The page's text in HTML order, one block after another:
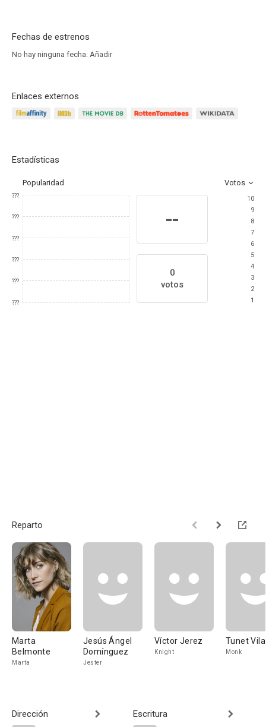
Fechas de estrenos
No hay ninguna fecha. Añadir
Enlaces externos
Estadísticas
Popularidad Votos
???
???
???
???
???
???
--
0
votos
10
9
8
7
6
5
4
3
2
1
Reparto
Marta
Belmonte
Marta
Jesús Ángel
Domínguez
Jester
Víctor Jerez
Knight
Tunet Vila
Monk
Dirección
Escritura